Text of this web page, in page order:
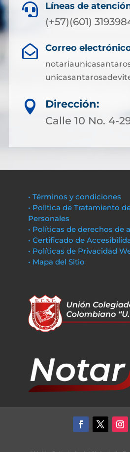
 Líneas de
(+57)(601)
 Correo

Dirección:
Calle 10 No. 4-
• Términos y condiciones
• Política de Tratamiento
Personales
• Políticas de derechos de
• Certificado de
• Políticas de Privacidad
• Mapa del Sitio